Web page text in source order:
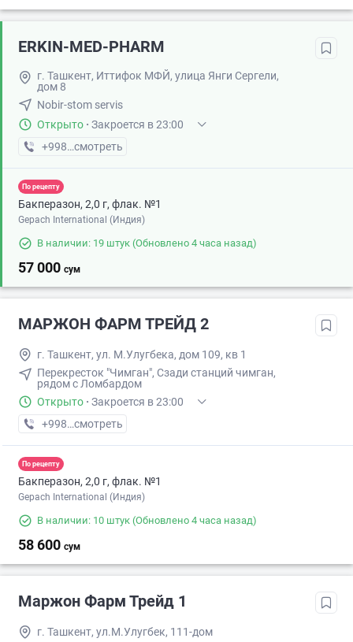
ERKIN-MED-PHARM
г. Ташкент, Иттифок МФЙ, улица Янги Сергели,
дом 8
Nobir-stom servis
Открыто · Закроется в 23:00
+998 (97) XXX-XX-XX
смотреть
По рецепту
Бакперазон, 2,0 г, флак. №1
Gepach International (Индия)
В наличии: 19 штук (Обновлено 4 часа назад)
57 000 сум
МАРЖОН ФАРМ ТРЕЙД 2
г. Ташкент, ул. М.Улугбека, дом 109, кв 1
Перекресток "Чимган", Сзади станций чимган,
рядом с Ломбардом
Открыто · Закроется в 23:00
+998 (71) XXX-XX-XX
смотреть
По рецепту
Бакперазон, 2,0 г, флак. №1
Gepach International (Индия)
В наличии: 10 штук (Обновлено 4 часа назад)
58 600 сум
Маржон Фарм Трейд 1
г. Ташкент, ул.М.Улугбек, 111-дом